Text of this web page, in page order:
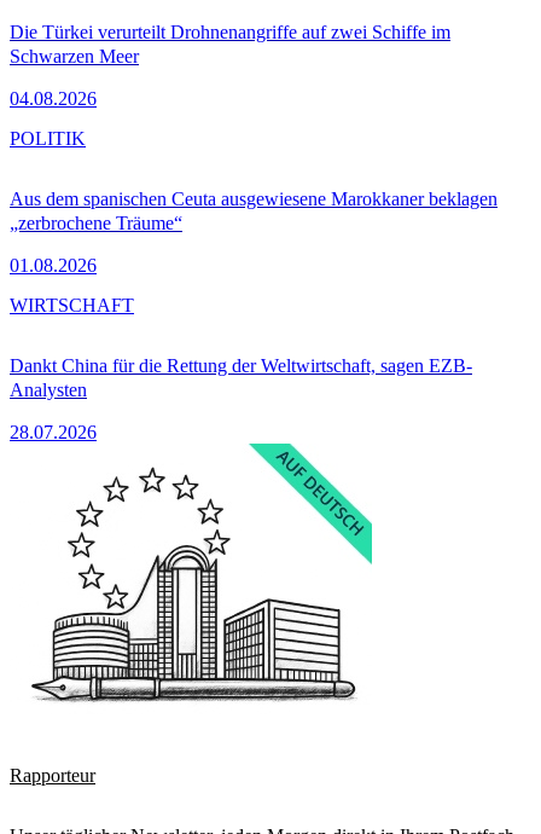
Die Türkei verurteilt Drohnenangriffe auf zwei Schiffe im
Schwarzen Meer
04.08.2026
Aus dem spanischen Ceuta ausgewiesene Marokkaner beklagen
„zerbrochene Träume“
01.08.2026
POLITIK
Dankt China für die Rettung der Weltwirtschaft, sagen EZB-
Analysten
28.07.2026
WIRTSCHAFT
Rapporteur